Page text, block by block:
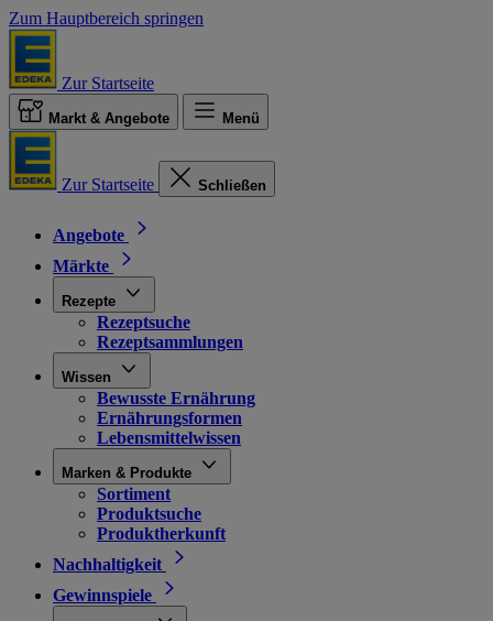
Zum Hauptbereich springen
Zur Startseite
Markt & Angebote Menü
Zur Startseite Schließen
Angebote
Märkte
Rezepte
Rezeptsuche
Rezeptsammlungen
Wissen
Bewusste Ernährung
Ernährungsformen
Lebensmittelwissen
Marken & Produkte
Sortiment
Produktsuche
Produktherkunft
Nachhaltigkeit
Gewinnspiele